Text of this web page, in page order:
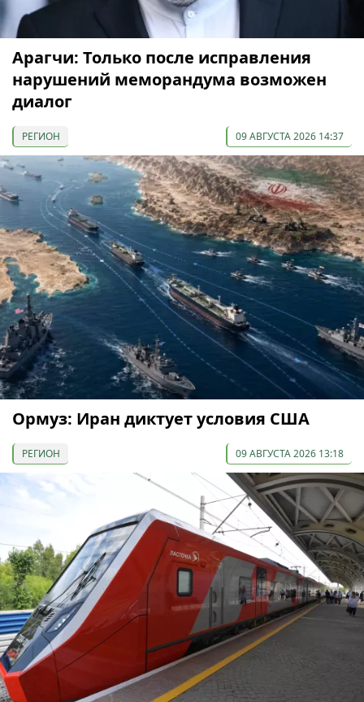
Арагчи: Только после исправления
нарушений меморандума возможен
диалог
РЕГИОН 09 АВГУСТА 2026 14:37
Ормуз: Иран диктует условия США
РЕГИОН 09 АВГУСТА 2026 13:18